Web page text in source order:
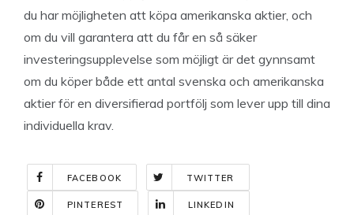
du har möjligheten att köpa amerikanska aktier, och
om du vill garantera att du får en så säker
investeringsupplevelse som möjligt är det gynnsamt
om du köper både ett antal svenska och amerikanska
aktier för en diversifierad portfölj som lever upp till dina
individuella krav.
FACEBOOK TWITTER
PINTEREST LINKEDIN